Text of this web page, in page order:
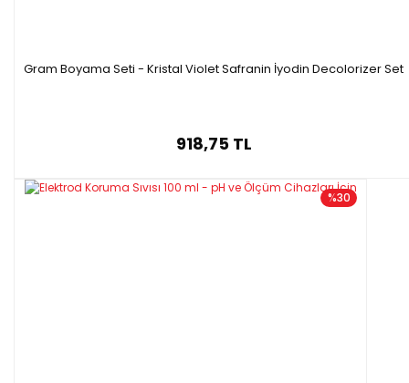
Gram Boyama Seti - Kristal Violet Safranin İyodin Decolorizer Set
918,75 TL
%30